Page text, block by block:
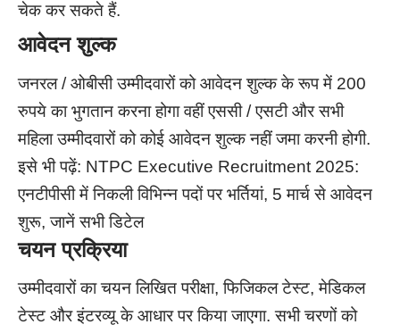
चेक कर सकते हैं.
आवेदन शुल्क
जनरल / ओबीसी उम्मीदवारों को आवेदन शुल्क के रूप में 200
रुपये का भुगतान करना होगा वहीं एससी / एसटी और सभी
महिला उम्मीदवारों को कोई आवेदन शुल्क नहीं जमा करनी होगी.
इसे भी पढ़ें: NTPC Executive Recruitment 2025:
एनटीपीसी में निकली विभिन्न पदों पर भर्तियां, 5 मार्च से आवेदन
शुरू, जानें सभी डिटेल
चयन प्रक्रिया
उम्मीदवारों का चयन लिखित परीक्षा, फिजिकल टेस्ट, मेडिकल
टेस्ट और इंटरव्यू के आधार पर किया जाएगा. सभी चरणों को